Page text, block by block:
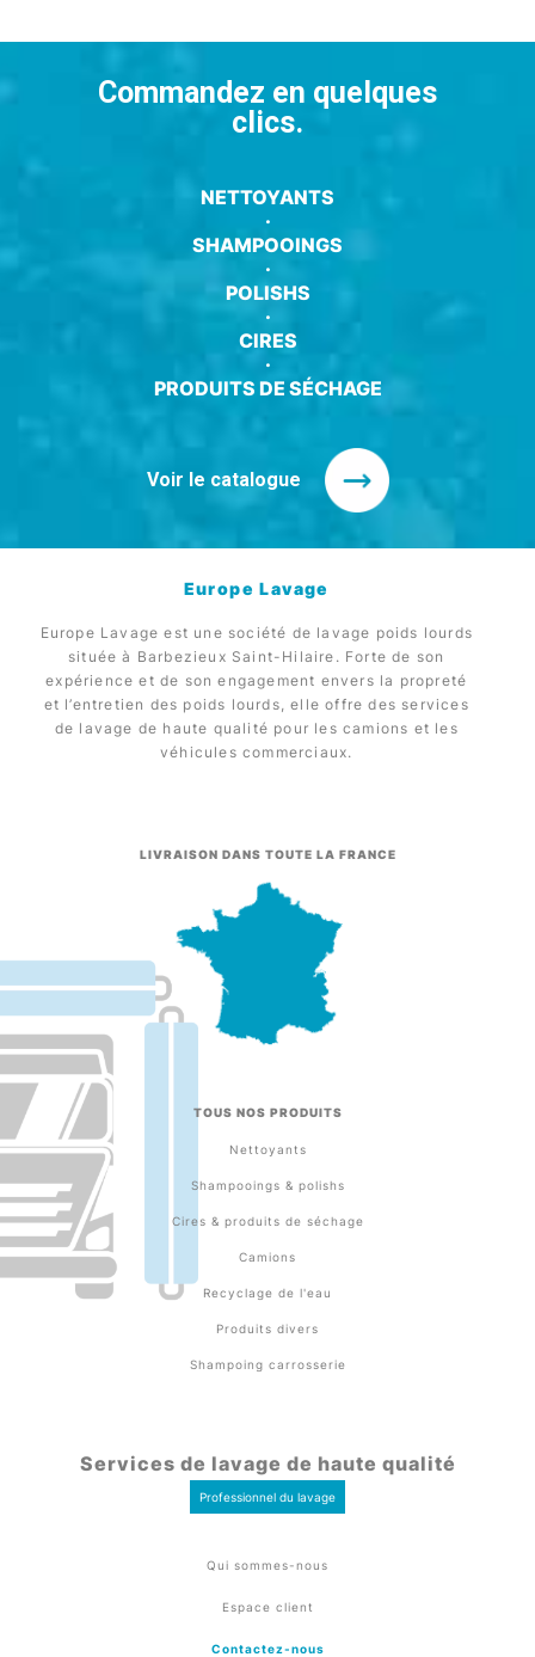
Commandez en quelques
clics.
NETTOYANTS
·
SHAMPOOINGS
·
POLISHS
·
CIRES
·
PRODUITS DE SÉCHAGE
Voir le catalogue
Europe Lavage
Europe Lavage est une société de lavage poids lourds
située à Barbezieux Saint-Hilaire. Forte de son
expérience et de son engagement envers la propreté
et l’entretien des poids lourds, elle offre des services
de lavage de haute qualité pour les camions et les
véhicules commerciaux.
LIVRAISON DANS TOUTE LA FRANCE
TOUS NOS PRODUITS
Nettoyants
Shampooings & polishs
Cires & produits de séchage
Camions
Recyclage de l'eau
Produits divers
Shampoing carrosserie
Services de lavage de haute qualité
Professionnel du lavage
Qui sommes-nous
Espace client
Contactez-nous